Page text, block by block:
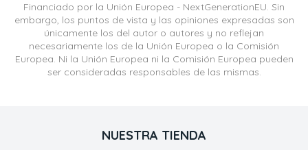
Financiado por la Unión Europea - NextGenerationEU. Sin
embargo, los puntos de vista y las opiniones expresadas son
únicamente los del autor o autores y no reflejan
necesariamente los de la Unión Europea o la Comisión
Europea. Ni la Unión Europea ni la Comisión Europea pueden
ser consideradas responsables de las mismas.
NUESTRA TIENDA